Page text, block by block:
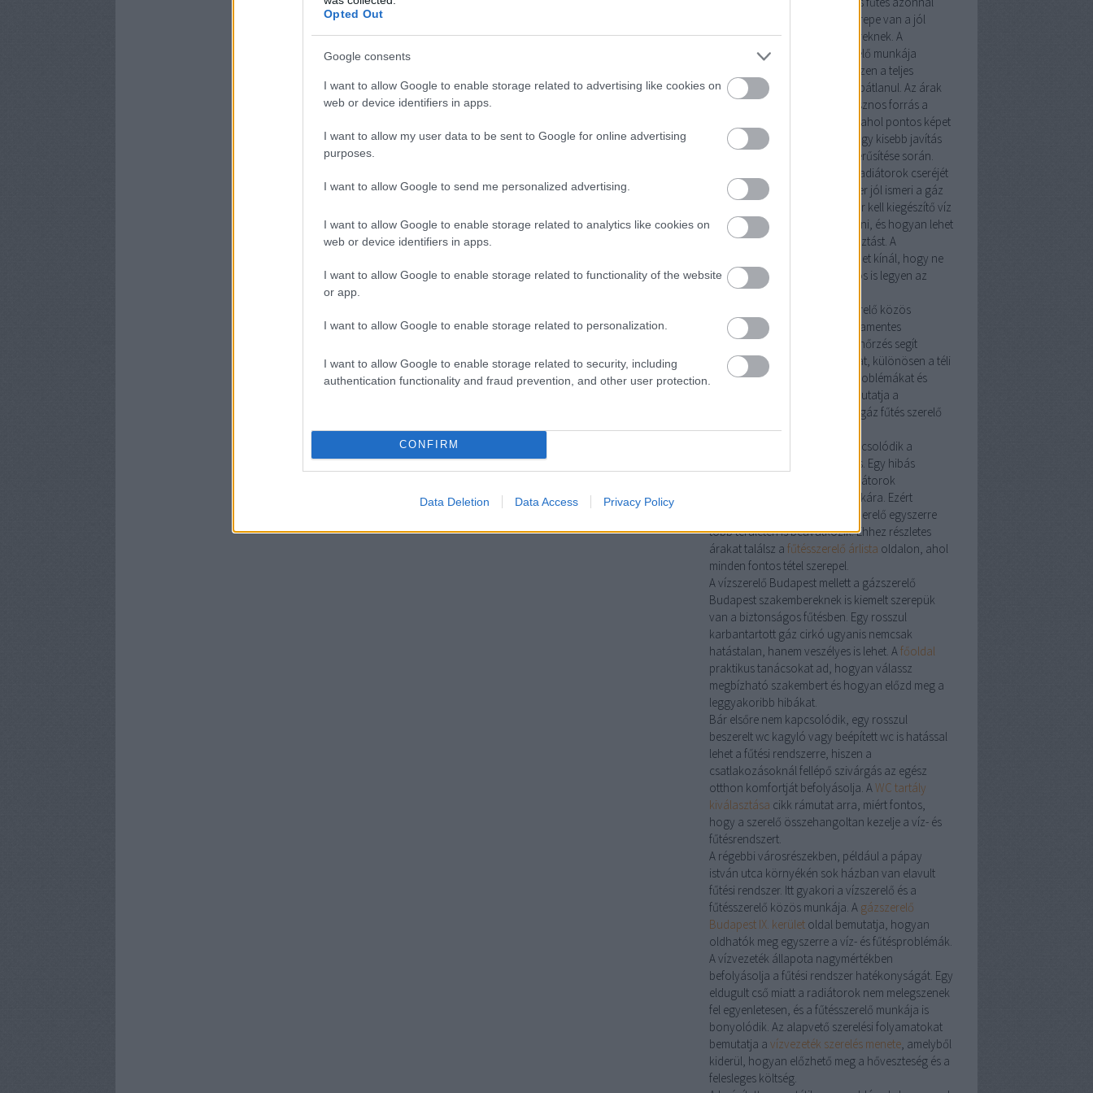
Opted Out
Google consents
I want to allow Google to enable storage related to advertising like cookies on
web or device identifiers in apps.
I want to allow my user data to be sent to Google for online advertising
purposes.
I want to allow Google to send me personalized advertising.
I want to allow Google to enable storage related to analytics like cookies on
web or device identifiers in apps.
I want to allow Google to enable storage related to functionality of the website
or app.
I want to allow Google to enable storage related to personalization.
I want to allow Google to enable storage related to security, including
authentication functionality and fraud prevention, and other user protection.
CONFIRM
Data Deletion Data Access Privacy Policy
megmutatja, milyen fontos szerepe van a jól
képzettfűtésszerelő
szakembereknek. A
vízvezeték szerelő
vízszerelő munkája
sokszor kiegészíti egymást, hiszen a teljes
rendszer csak így működhet hibátlanul. Az árak
és munkadíjak átlátásához hasznos forrás a
, ahol pontos képet
kapsz arról, mire számíthatsz egy kisebb javítás
vagy egy teljes rendszer korszerűsítése során.
nem csupán a radiátorok cseréjét
jelenti. Egy tapasztalt szakember jól ismeri a gáz
rendszereket, tudja, mikor kell kiegészítő víz
gáz fűtésszerelő
munkát végezni, és hogyan lehet
optimalizálni az energiafogyasztást. A
oldal számos tippet kínál, hogy ne
csak meleg, hanem biztonságos is legyen az
otthonod.
fűtésszerelő közös
feladata a kazán és a cirkó hibamentes
üzemeltetése. A rendszeres ellenőrzés segít
megelőzni a meghibásodásokat, különösen a téli
szezon előtt. A leggyakoribb problémákat és
megoldásokat részletesen bemutatja a
víz gáz fűtés szerelő
feladatai is szerepelnek.
kell, gyakran kapcsolódik a
munkája a fűtési rendszerhez is. Egy hibás
hatással lehet a radiátorok
működésére és a cirkó hatásfokára. Ezért
víz gáz fűtésszerelő egyszerre
több területen is beavatkozik. Ehhez részletes
árakat találsz a fűtésszerelő árlista oldalon, ahol
minden fontos tétel szerepel.
Avízszerelő Budapest mellett a gázszerelő
Budapest szakembereknek is kiemelt szerepük
van a biztonságos fűtésben. Egy rosszul
karbantartott gáz cirkó ugyanis nemcsak
hatástalan, hanem veszélyes is lehet. Afőoldal
praktikus tanácsokat ad, hogyan válassz
megbízható szakembert és hogyan előzd meg a
leggyakoribb hibákat.
Bár elsőre nem kapcsolódik, egy rosszul
beszereltwc kagyló vagy beépített wc is hatással
lehet a fűtési rendszerre, hiszen a
csatlakozásoknál fellépő szivárgás az egész
otthon komfortját befolyásolja. AWC tartály
kiválasztása cikk rámutat arra, miért fontos,
hogy a szerelő összehangoltan kezelje a víz- és
fűtésrendszert.
A régebbi városrészekben, például a pápay
istván utca környékén sok házban van elavult
fűtési rendszer. Itt gyakori a vízszerelő és a
fűtésszerelő közös munkája. A gázszerelő
Budapest IX. kerület oldal bemutatja, hogyan
oldhatók meg egyszerre a víz- és fűtésproblémák.
Avízvezeték állapota nagymértékben
befolyásolja a fűtési rendszer hatékonyságát. Egy
eldugult cső miatt a radiátorok nem melegszenek
fel egyenletesen, és a fűtésszerelő munkája is
bonyolódik. Az alapvető szerelési folyamatokat
bemutatja a vízvezeték szerelés menete, amelyből
kiderül, hogyan előzhető meg a hőveszteség és a
felesleges költség.